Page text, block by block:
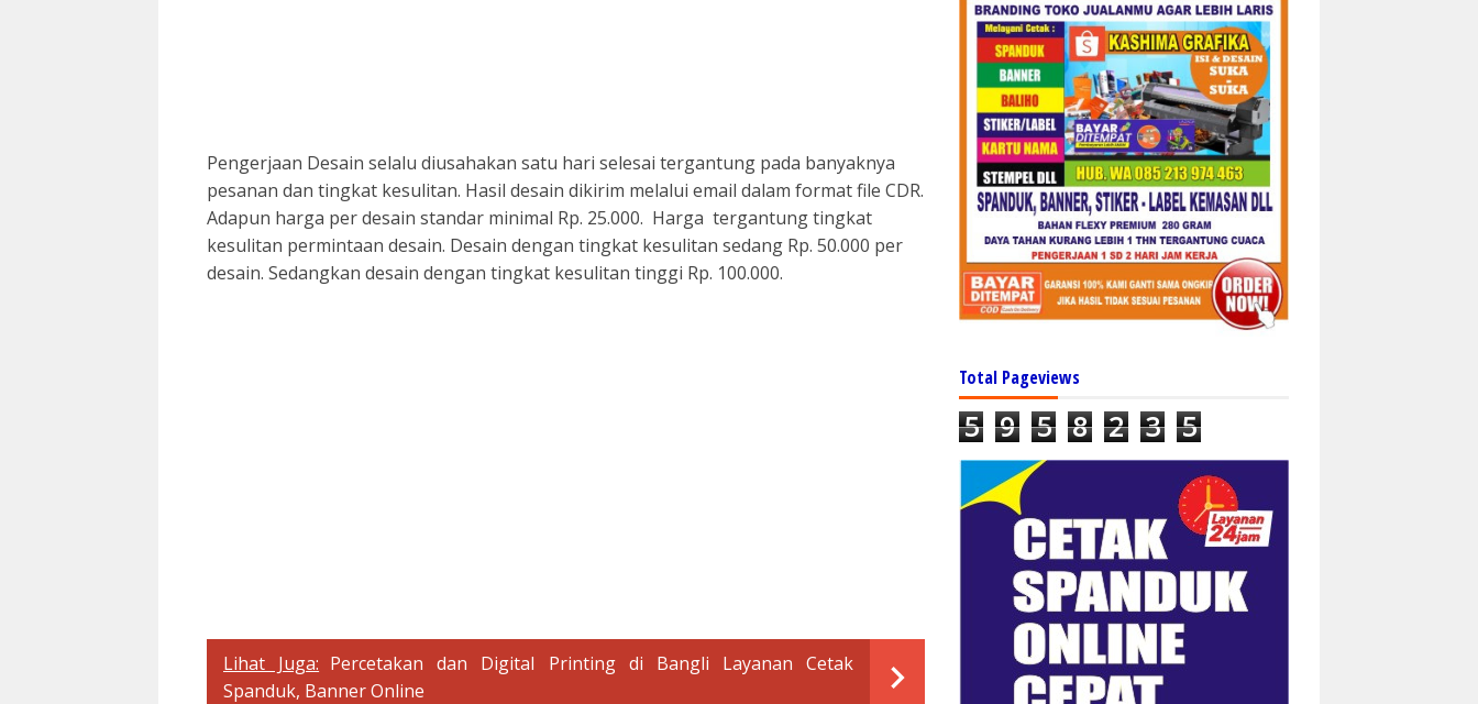
Pengerjaan Desain selalu diusahakan satu hari selesai tergantung pada banyaknya
pesanan dan tingkat kesulitan. Hasil desain dikirim melalui email dalam format file CDR.
Adapun harga per desain standar minimal Rp. 25.000. Harga tergantung tingkat
kesulitan permintaan desain. Desain dengan tingkat kesulitan sedang Rp. 50.000 per
desain. Sedangkan desain dengan tingkat kesulitan tinggi Rp. 100.000.
Lihat Juga: Percetakan dan Digital Printing di Bangli Layanan Cetak
Spanduk, Banner Online
Total Pageviews
5 9 5 8 2 3 5